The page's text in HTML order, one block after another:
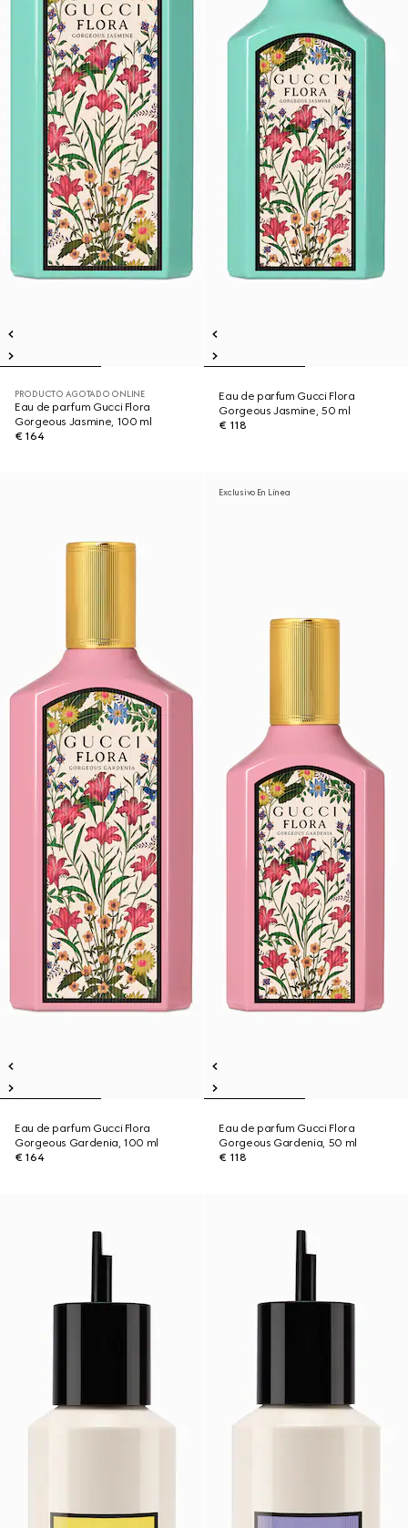
PRODUCTO AGOTADO ONLINE
Eau de parfum Gucci Flora
Gorgeous Jasmine, 100 ml
€ 164
Eau de parfum Gucci Flora
Gorgeous Jasmine, 50 ml
€ 118
Eau de parfum Gucci Flora
Gorgeous Gardenia, 100 ml
€ 164
Exclusivo En Línea
Eau de parfum Gucci Flora
Gorgeous Gardenia, 50 ml
€ 118